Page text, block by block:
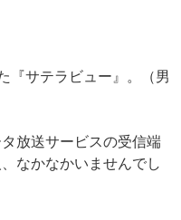
『サテラビュー』。（男
放送サービスの受信端
なかなかいませんでし